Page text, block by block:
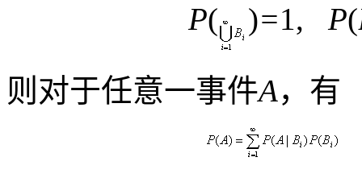
P( )=1, P(
则对于任意一事件A，有